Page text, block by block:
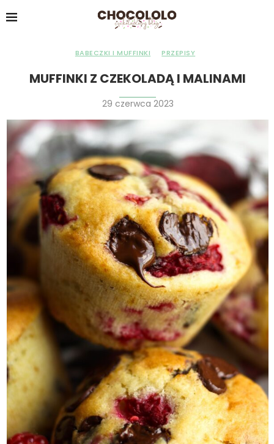
BABECZKI I MUFFINKI PRZEPISY
MUFFINKI Z CZEKOLADĄ I MALINAMI
29 czerwca 2023